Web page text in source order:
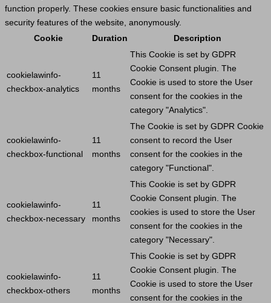
function properly. These cookies ensure basic functionalities and
security features of the website, anonymously.
Cookie
Duration Description
cookielawinfo-
checkbox-analytics
11
months
This Cookie is set by GDPR
Cookie Consent plugin. The
Cookie is used to store the User
consent for the cookies in the
category "Analytics".
cookielawinfo-
checkbox-functional
11
months
The Cookie is set by GDPR Cookie
consent to record the User
consent for the cookies in the
category "Functional".
cookielawinfo-
checkbox-necessary
11
months
This Cookie is set by GDPR
Cookie Consent plugin. The
cookies is used to store the User
consent for the cookies in the
category "Necessary".
cookielawinfo-
checkbox-others
11
months
This Cookie is set by GDPR
Cookie Consent plugin. The
Cookie is used to store the User
consent for the cookies in the